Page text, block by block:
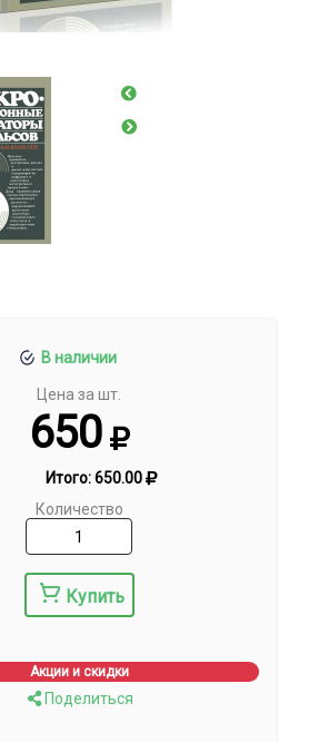
В наличии
Цена за шт.
650
Итого:650.00
Количество
Купить
Акции и скидки
Поделиться